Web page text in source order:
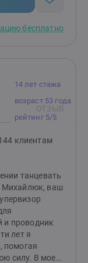
путь к
к жизни,бесплатно
14 лет стажа
возраст 53 года
рейтинг 5/5
клиентам
танцевать
Михайлюк, ваш
и проводник
лет я
помогая
силу. В моем